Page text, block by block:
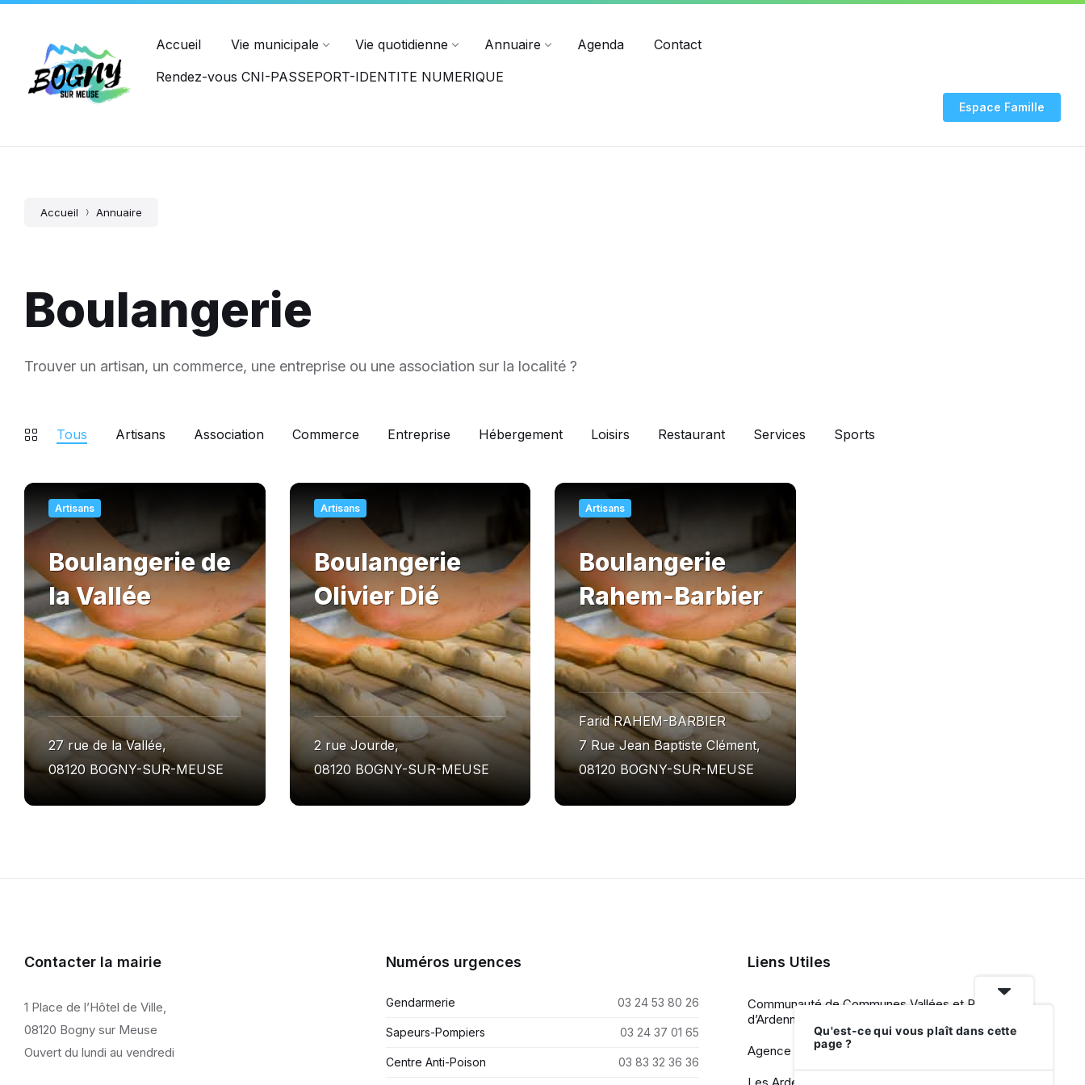
PASSEPORT
Accueil Vie municipale Vie quotidienne Annuaire Agenda
Contact
Rendez-vous CNI-PASSEPORT-IDENTITE NUMERIQUE
Espace Famille
Accueil Annuaire
Boulangerie
Trouver un artisan, un commerce, une entreprise ou une association sur la localité ?
Tous Artisans Association Commerce Entreprise Hébergement Loisirs Restaurant Services Sports
Artisans
Boulangerie de
la Vallée
27 rue de la Vallée,
08120 BOGNY-SUR-MEUSE
En
savoir
plus
Artisans
Boulangerie
Olivier Dié
2 rue Jourde,
08120 BOGNY-SUR-MEUSE
En
savoir
plus
Artisans
Boulangerie
Rahem-Barbier
Farid RAHEM-BARBIER
7 Rue Jean Baptiste Clément,
08120 BOGNY-SUR-MEUSE
En
savoir
plus
Contacter la mairie
1 Place de l’Hôtel de Ville,
08120 Bogny sur Meuse
Ouvert du lundi au vendredi
Numéros urgences
Gendarmerie 03 24 53 80 26
Sapeurs-Pompiers 03 24 37 01 65
Centre Anti-Poison 03 83 32 36 36
Liens Utiles
Communauté de Communes Vallées et Plateau
d’Ardenne
Agence de Développement Touristique
Qu'est-ce qui vous plaît dans cette
page ?